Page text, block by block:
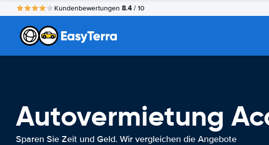
Kundenbewertungen 8.4 / 10
Autovermietung
Sparen Sie Zeit und Geld. Wir vergleichen die Angebote